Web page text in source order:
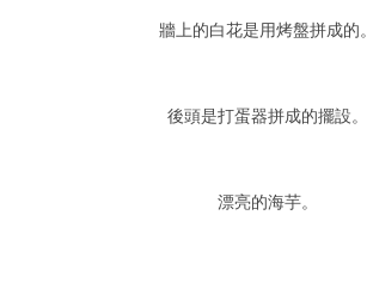
牆上的白花是用烤盤拼成的。
後頭是打蛋器拼成的擺設。
漂亮的海芋。